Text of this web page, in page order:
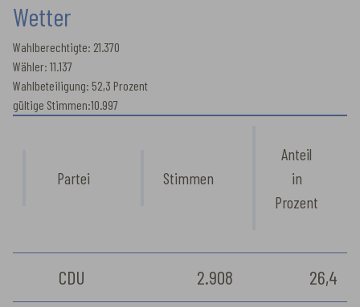
Wetter
Wahlberechtigte: 21.370
Wähler: 11.137
Wahlbeteiligung: 52,3 Prozent
gültige Stimmen:10.997
Partei Stimmen
Anteil
in
Prozent
CDU 2.908 26,4